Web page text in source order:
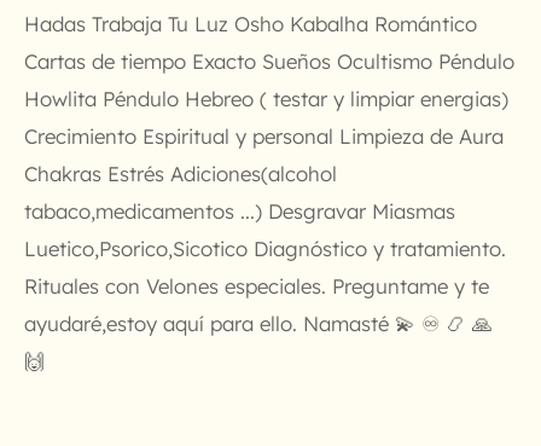
Hadas Trabaja Tu Luz Osho Kabalha Romántico
Cartas de tiempo Exacto Sueños Ocultismo Péndulo
Howlita Péndulo Hebreo ( testar y limpiar energias)
Crecimiento Espiritual y personal Limpieza de Aura
Chakras Estrés Adiciones(alcohol
tabaco,medicamentos ...) Desgravar Miasmas
Luetico,Psorico,Sicotico Diagnóstico y tratamiento.
Rituales con Velones especiales. Preguntame y te
ayudaré,estoy aquí para ello. Namasté 💫 ♾️ 📿 🙏
🙌